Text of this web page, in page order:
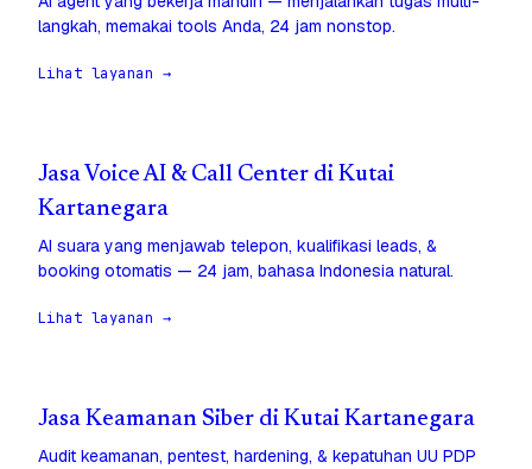
langkah, memakai tools Anda, 24 jam nonstop.
Lihat layanan →
Jasa Voice AI & Call Center di Kutai
Kartanegara
AI suara yang menjawab telepon, kualifikasi leads, &
booking otomatis — 24 jam, bahasa Indonesia natural.
Lihat layanan →
Jasa Keamanan Siber di Kutai Kartanegara
Audit keamanan, pentest, hardening, & kepatuhan UU PDP